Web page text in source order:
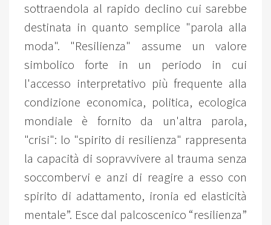
sottraendola al rapido declino cui sarebbe
destinata in quanto semplice "parola alla
moda". "Resilienza" assume un valore
simbolico forte in un periodo in cui
l'accesso interpretativo più frequente alla
condizione economica, politica, ecologica
mondiale è fornito da un'altra parola,
"crisi": lo "spirito di resilienza" rappresenta
la capacità di sopravvivere al trauma senza
soccombervi e anzi di reagire a esso con
spirito di adattamento, ironia ed elasticità
mentale”. Esce dal palcoscenico “resilienza”